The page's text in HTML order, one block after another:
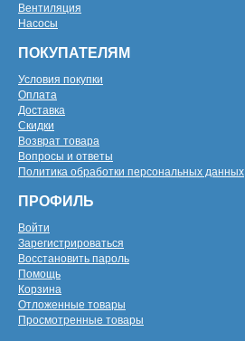
Вентиляция
Насосы
ПОКУПАТЕЛЯМ
Условия покупки
Оплата
Доставка
Скидки
Возврат товара
Вопросы и ответы
Политика обработки персональных данных
ПРОФИЛЬ
Войти
Зарегистрироваться
Восстановить пароль
Помощь
Корзина
Отложенные товары
Просмотренные товары